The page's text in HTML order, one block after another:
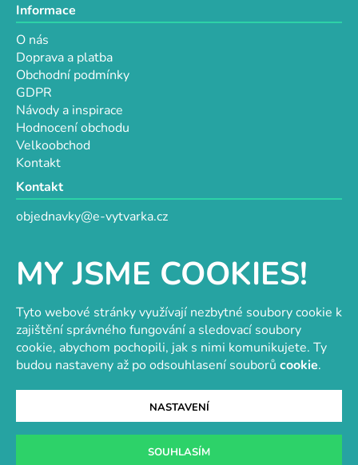
MY JSME COOKIES!
Tyto webové stránky využívají nezbytné soubory cookie k
zajištění správného fungování a sledovací soubory
cookie, abychom pochopili, jak s nimi komunikujete. Ty
budou nastaveny až po odsouhlasení souborů cookie.
NASTAVENÍ
SOUHLASÍM
Informace
O nás
Doprava a platba
Obchodní podmínky
GDPR
Návody a inspirace
Hodnocení obchodu
Velkoobchod
Kontakt
Kontakt
objednavky@e-vytvarka.cz
Facebook
Velkoobchod s korálky a komponentyTvořit je radost
Vytvořil Shoptet